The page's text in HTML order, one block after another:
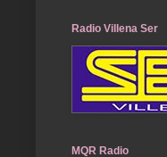
Radio Villena Ser
MQR Radio